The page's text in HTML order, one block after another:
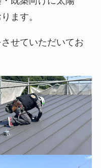
ます。
せていただいてお